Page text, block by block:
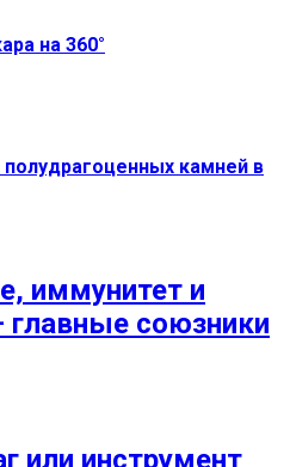
на 360°
камней в
иммунитет и
союзники
или инструмент